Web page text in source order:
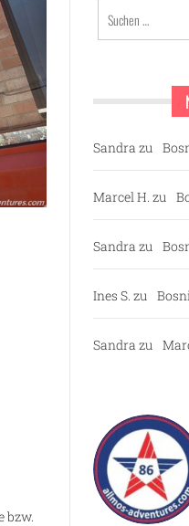
bzw.
Suchen
nach:
Sandra zu
Marcel H. zu
Sandra zu
Ines S. zu
Sandra zu